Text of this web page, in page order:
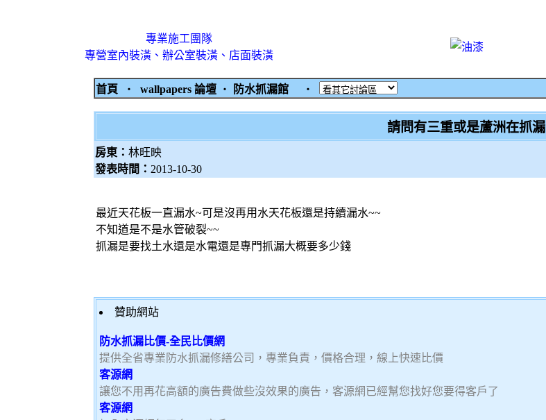
專業施工團隊
專營室內裝潢、辦公室裝潢、店面裝潢
首頁 ‧ wallpapers 論壇 ‧ 防水抓漏館 ‧
請問有三重或是蘆洲在抓漏
房東： 林旺映
發表時間： 2013-10-30
最近天花板一直漏水~可是沒再用水天花板還是持續漏水~~
不知道是不是水管破裂~~
抓漏是要找土水還是水電還是專門抓漏大概要多少錢
贊助網站
防水抓漏比價-全民比價網
提供全省專業防水抓漏修繕公司，專業負責，價格合理，線上快速比價
客源網
讓您不用再花高額的廣告費做些沒效果的廣告，客源網已經幫您找好您要得客戶了
客源網